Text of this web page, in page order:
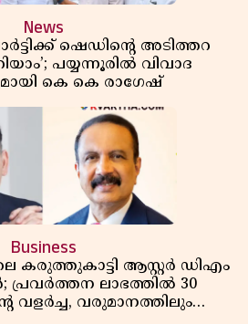
News
ഷെഡിൻ്റെ അടിത്തറ
പയ്യന്നൂരിൽ വിവാദ
കെ കെ രാഗേഷ്
Business
കരുത്തുകാട്ടി ആസ്റ്റർ ഡിഎം
പ്രവർത്തന ലാഭത്തിൽ 30
വളർച്ച, വരുമാനത്തിലും